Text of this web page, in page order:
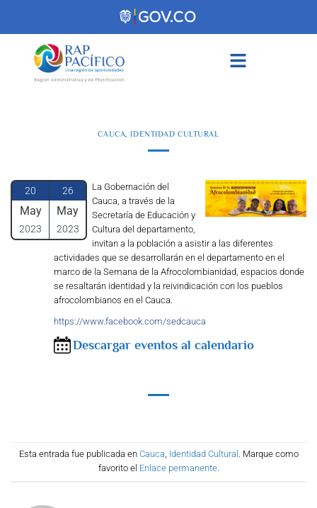
CAUCA, IDENTIDAD CULTURAL
20
May
2023
26
May
2023
La Gobernación del
Cauca, a través de la
Secretaría de Educación y
Cultura del departamento,
invitan a la población a asistir a las diferentes
actividades que se desarrollarán en el departamento en el
marco de la Semana de la Afrocolombianidad, espacios donde
se resaltarán identidad y la reivindicación con los pueblos
afrocolombianos en el Cauca.
https://www.facebook.com/sedcauca
Descargar eventos al calendario
Esta entrada fue publicada en Cauca, Identidad Cultural . Marque como
favorito el Enlace permanente.